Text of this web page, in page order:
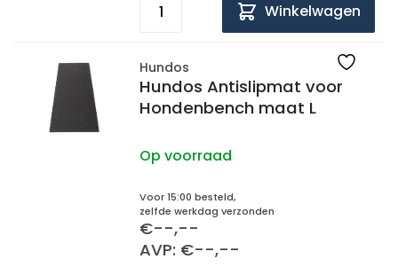
Winkelwagen
Hundos
Hundos Antislipmat voor
Hondenbench maat L
Op voorraad
Voor 15:00 besteld,
zelfde werkdag verzonden
€--,--
AVP: €--,--